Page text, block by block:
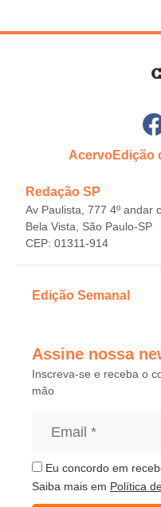
AcervoEdição
Redação SP
Av Paulista, 777 4º andar
Bela Vista, São Paulo-SP
CEP: 01311-914
Edição Semanal
Assine nossa
Inscreva-se e receba o
mão
Eu concordo em
Saiba mais em Política